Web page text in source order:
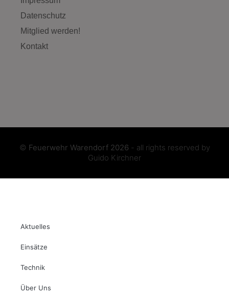
Datenschutz
Mitglied werden!
Kontakt
© Feuerwehr Warendorf 2026 - all rights reserved by
Guido Kirchner
Aktuelles
Einsätze
Technik
Über Uns